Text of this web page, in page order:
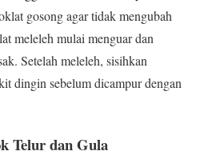
gosong agar tidak mengubah
meleleh mulai menguar dan
Setelah meleleh, sisihkan
dingin sebelum dicampur dengan
Telur dan Gula